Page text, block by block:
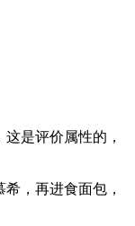
是评价属性的，
，再进食面包，